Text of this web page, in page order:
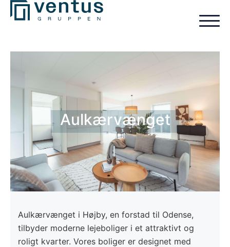
Aulkærvænget
Aulkærvænget i Højby, en forstad til Odense,
tilbyder moderne lejeboliger i et attraktivt og
roligt kvarter. Vores boliger er designet med